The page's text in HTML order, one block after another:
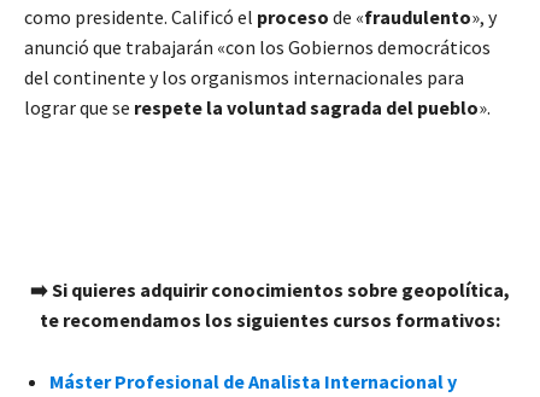
como presidente. Calificó el proceso de «fraudulento», y
anunció que trabajarán «con los Gobiernos democráticos
del continente y los organismos internacionales para
lograr que se respete la voluntad sagrada del pueblo».
➡️ Si quieres adquirir conocimientos sobre geopolítica,
te recomendamos los siguientes cursos formativos:
Máster Profesional de Analista Internacional y